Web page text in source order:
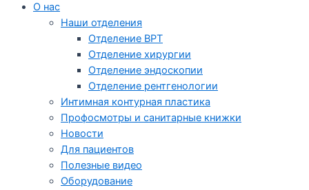
О нас
Наши отделения
Отделение ВРТ
Отделение хирургии
Отделение эндоскопии
Отделение рентгенологии
Интимная контурная пластика
Профосмотры и санитарные книжки
Новости
Для пациентов
Полезные видео
Оборудование